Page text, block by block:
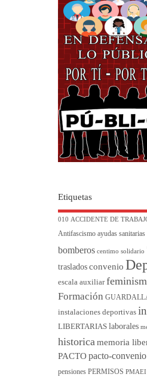
Etiquetas
010 ACCIDENTE DE
Antifascismo ayudas sanitarias
bomberos centimo solidario
traslados convenio
escala auxiliar
Formación
instalaciones deportivas
LIBERTARIAS laborales
historica memoria
PACTO pacto-convenio
pensiones PERMISOS PMAEI